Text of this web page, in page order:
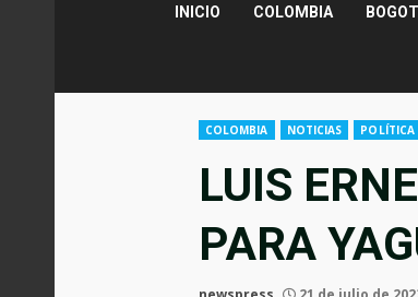
INICIO COLOMBIA
COLOMBIA NOTICIAS POLÍTICA
LUIS
PARA